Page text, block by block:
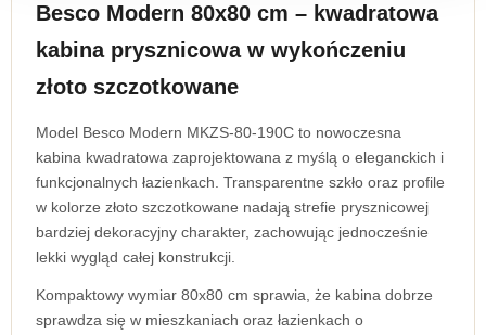
Besco Modern 80x80 cm – kwadratowa
kabina prysznicowa w wykończeniu
złoto szczotkowane
Model Besco Modern MKZS-80-190C to nowoczesna
kabina kwadratowa zaprojektowana z myślą o eleganckich i
funkcjonalnych łazienkach. Transparentne szkło oraz profile
w kolorze złoto szczotkowane nadają strefie prysznicowej
bardziej dekoracyjny charakter, zachowując jednocześnie
lekki wygląd całej konstrukcji.
Kompaktowy wymiar 80x80 cm sprawia, że kabina dobrze
sprawdza się w mieszkaniach oraz łazienkach o